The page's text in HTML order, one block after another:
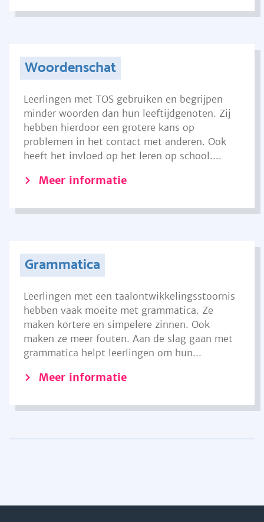
Woordenschat
Leerlingen met TOS gebruiken en begrijpen
minder woorden dan hun leeftijdgenoten. Zij
hebben hierdoor een grotere kans op
problemen in het contact met anderen. Ook
heeft het invloed op het leren op school....
Meer informatie
Grammatica
Leerlingen met een taalontwikkelingsstoornis
hebben vaak moeite met grammatica. Ze
maken kortere en simpelere zinnen. Ook
maken ze meer fouten. Aan de slag gaan met
grammatica helpt leerlingen om hun...
Meer informatie